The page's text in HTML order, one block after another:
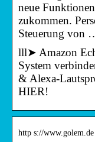
neue
zukommen.
Steuerung von
lll➤ Amazon
System
& Alexa-
HIER!
http s://www.golem.de